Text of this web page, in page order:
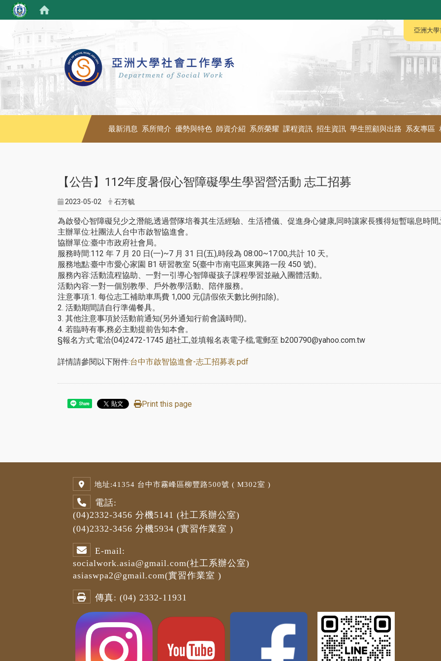
亞洲大學
最新消息 系所簡介 優勢與特色 師資介紹 系所榮耀 課程資訊 招生資訊 學生照顧與出路 系友專區
【公告】112年度暑假心智障礙學生學習營活動 志工招募
2023-05-02 石芳毓
為啟發心智障礙兒少之潛能,透過營隊培養其生活經驗、生活禮儀、促進身心健康,同時讓家長獲得短暫喘息時間,
主辦單位:社團法人台中市啟智協進會。
協辦單位:臺中市政府社會局。
服務時間:112 年 7 月 20 日(一)~7 月 31 日(五),時段為 08:00~17:00,共計 10 天。
服務地點:臺中市愛心家園 B1 研習教室 5(臺中市南屯區東興路一段 450 號)。
服務內容:活動流程協助、一對一引導心智障礙孩子課程學習並融入團體活動。
活動內容:一對一個別教學、戶外教學活動、陪伴服務。
注意事項:1. 每位志工補助車馬費 1,000 元(請假依天數比例扣除)。
2. 活動期間請自行準備餐具。
3. 其他注意事項於活動前通知(另外通知行前會議時間)。
4. 若臨時有事,務必主動提前告知本會。
§報名方式:電洽(04)2472-1745 趙社工,並填報名表電子檔,電郵至 b200790@yahoo.com.tw
詳情請參閱以下附件:台中市啟智協進會-志工招募表.pdf
Share Print this page
地址:41354 台中市霧峰區柳豐路500號 ( M302室 )
電話:
(04)2332-3456 分機5141 (社工系辦公室)
(04)2332-3456 分機5934 (實習作業室 )
E-mail:
socialwork.asia@gmail.com(社工系辦公室)
asiaswpa2@gmail.com(實習作業室 )
傳真: (04) 2332-11931